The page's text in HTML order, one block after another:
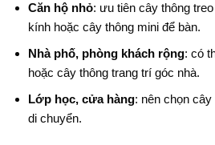
Căn hộ nhỏ: ưu tiên cây thông
kính hoặc cây thông mini để bàn.
Nhà phố, phòng khách rộng: có
hoặc cây thông trang trí góc nhà.
Lớp học, cửa hàng: nên chọn cây
di chuyển.